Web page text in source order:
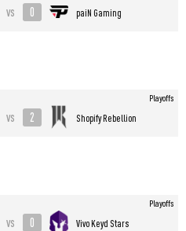
vs 0 paiN Gaming
vs 2 Shopify Rebellion
Playoffs
vs 0 Vivo Keyd Stars
Playoffs